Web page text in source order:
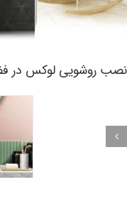
روشویی لوکس در